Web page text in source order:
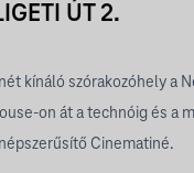
ÚT 2.
kínáló szórakozóhely a
on át a technóig és a
Cinematiné.